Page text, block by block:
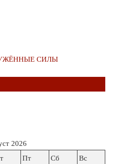
СИЛЫ
2026
Пт Сб Вс